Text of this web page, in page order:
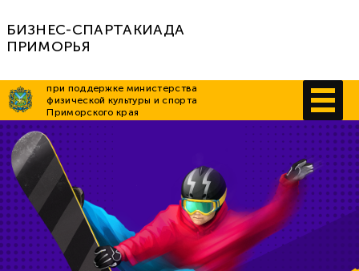
БИЗНЕС-СПАРТАКИАДА
ПРИМОРЬЯ
при поддержке министерства
физической культуры и спорта
Приморского края